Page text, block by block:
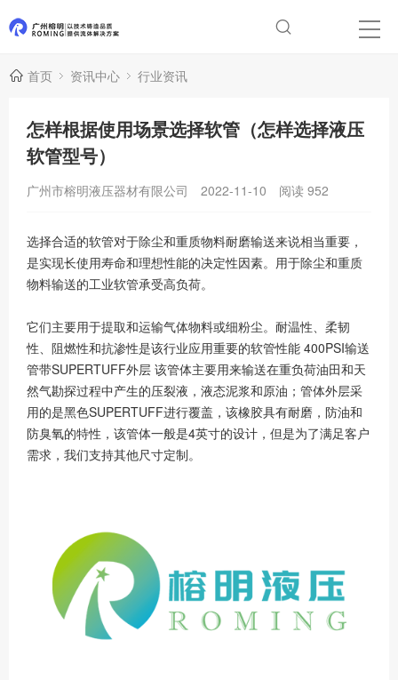
首页 资讯中心 行业资讯
怎样根据使用场景选择软管（怎样选择液压
软管型号）
广州市榕明液压器材有限公司 2022-11-10 阅读 952
选择合适的软管对于除尘和重质物料耐磨输送来说相当重要，
是实现长使用寿命和理想性能的决定性因素。用于除尘和重质
物料输送的工业软管承受高负荷。
它们主要用于提取和运输气体物料或细粉尘。耐温性、柔韧
性、阻燃性和抗渗性是该行业应用重要的软管性能 400PSI输送
管带SUPERTUFF外层 该管体主要用来输送在重负荷油田和天
然气勘探过程中产生的压裂液，液态泥浆和原油；管体外层采
用的是黑色SUPERTUFF进行覆盖，该橡胶具有耐磨，防油和
防臭氧的特性，该管体一般是4英寸的设计，但是为了满足客户
需求，我们支持其他尺寸定制。